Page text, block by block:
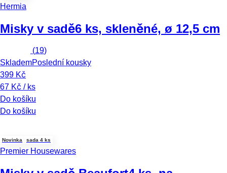
Hermia
Misky v sadě6 ks, skleněné, ø 12,5 cm
(19)
SklademPoslední kousky
399 Kč
67 Kč / ks
Do košíku
Do košíku
Novinka sada 4 ks
Premier Housewares